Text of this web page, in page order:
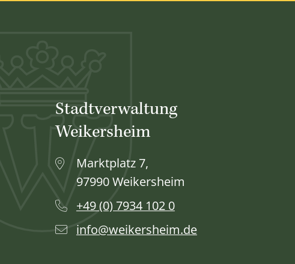
Stadtverwaltung
Weikersheim
Marktplatz 7,
97990 Weikersheim
+49 (0) 7934 102 0
info@weikersheim.de